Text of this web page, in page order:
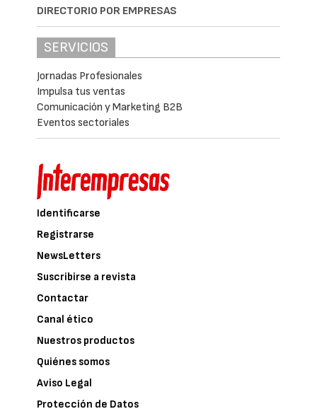
DIRECTORIO POR EMPRESAS
SERVICIOS
Jornadas Profesionales
Impulsa tus ventas
Comunicación y Marketing B2B
Eventos sectoriales
Identificarse
Registrarse
NewsLetters
Suscribirse a revista
Contactar
Canal ético
Nuestros productos
Quiénes somos
Aviso Legal
Protección de Datos